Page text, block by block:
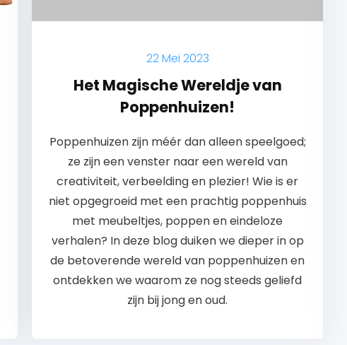
22 Mei 2023
Het Magische Wereldje van
Poppenhuizen!
Poppenhuizen zijn méér dan alleen speelgoed;
ze zijn een venster naar een wereld van
creativiteit, verbeelding en plezier! Wie is er
niet opgegroeid met een prachtig poppenhuis
met meubeltjes, poppen en eindeloze
verhalen? In deze blog duiken we dieper in op
de betoverende wereld van poppenhuizen en
ontdekken we waarom ze nog steeds geliefd
zijn bij jong en oud.